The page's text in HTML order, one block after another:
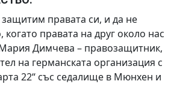
правата си, и да не
когато правата на друг около нас
Димчева – правозащитник,
на германската организация с
22“ със седалище в Мюнхен и